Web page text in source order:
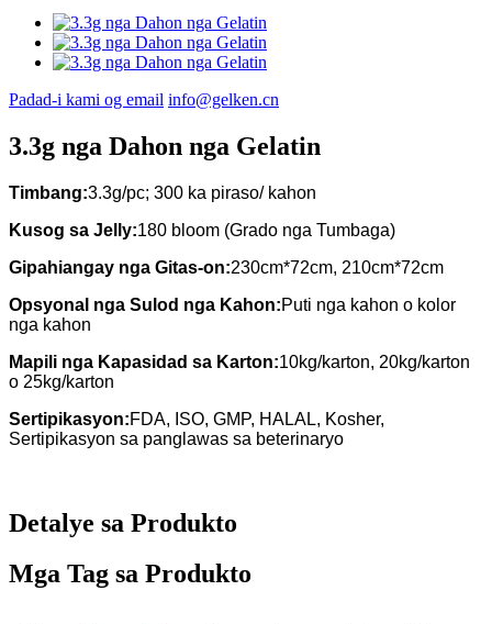
Padad-i kami og email info@gelken.cn
3.3g nga Dahon nga Gelatin
Timbang:3.3g/pc; 300 ka piraso/ kahon
Kusog sa Jelly:180 bloom (Grado nga Tumbaga)
Gipahiangay nga Gitas-on:230cm*72cm, 210cm*72cm
Opsyonal nga Sulod nga Kahon:Puti nga kahon o kolor
nga kahon
Mapili nga Kapasidad sa Karton:10kg/karton, 20kg/karton
o 25kg/karton
Sertipikasyon:FDA, ISO, GMP, HALAL, Kosher,
Sertipikasyon sa panglawas sa beterinaryo
Detalye sa Produkto
Mga Tag sa Produkto